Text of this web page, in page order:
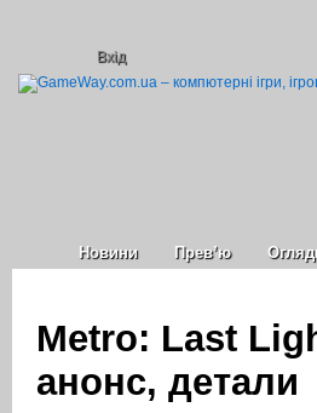
Вхід
Новини Прев’ю
Metro: Last
анонс, детали